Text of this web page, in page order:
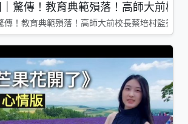
驚傳！教育典範殞落！高師大前校
傳！教育典範殞落！高師大前校長蔡培村監委